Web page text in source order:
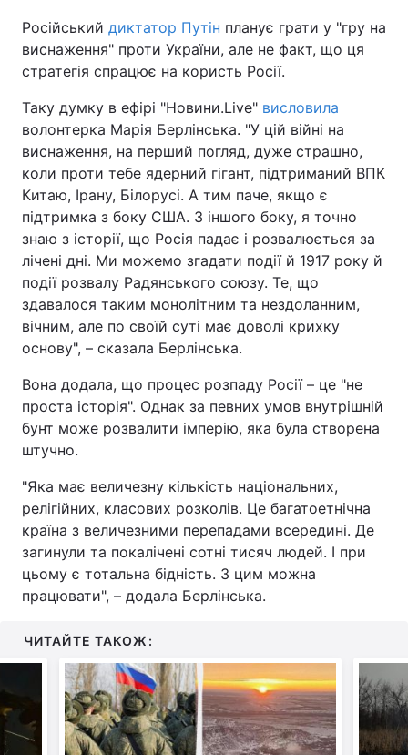
Російський диктатор Путін планує грати у "гру на
виснаження" проти України, але не факт, що ця
стратегія спрацює на користь Росії.
Таку думку в ефірі "Новини.Live" висловила
волонтерка Марія Берлінська. "У цій війні на
виснаження, на перший погляд, дуже страшно,
коли проти тебе ядерний гігант, підтриманий ВПК
Китаю, Ірану, Білорусі. А тим паче, якщо є
підтримка з боку США. З іншого боку, я точно
знаю з історії, що Росія падає і розвалюється за
лічені дні. Ми можемо згадати події й 1917 року й
події розвалу Радянського союзу. Те, що
здавалося таким монолітним та нездоланним,
вічним, але по своїй суті має доволі крихку
основу", – сказала Берлінська.
Вона додала, що процес розпаду Росії – це "не
проста історія". Однак за певних умов внутрішній
бунт може розвалити імперію, яка була створена
штучно.
"Яка має величезну кількість національних,
релігійних, класових розколів. Це багатоетнічна
країна з величезними перепадами всередині. Де
загинули та покалічені сотні тисяч людей. І при
цьому є тотальна бідність. З цим можна
працювати", – додала Берлінська.
ЧИТАЙТЕ ТАКОЖ: